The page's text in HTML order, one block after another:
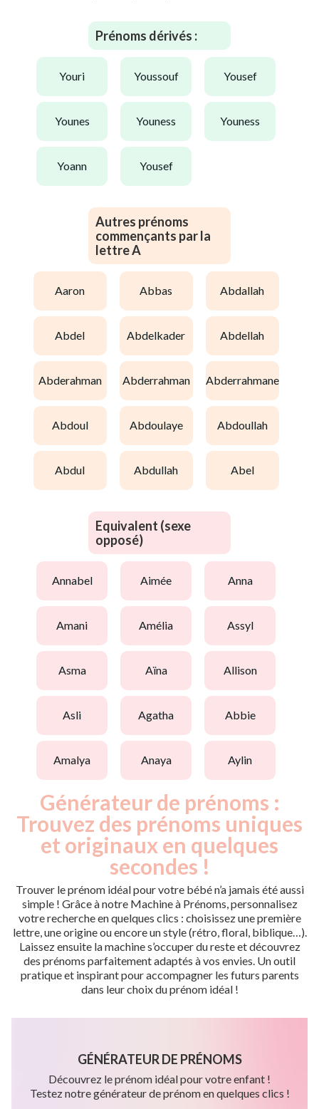
Prénoms dérivés :
youri youssouf yousef
younes youness youness
yoann yousef
Autres prénoms
commençants par la
lettre A
aaron abbas abdallah
abdel abdelkader abdellah
abderahman abderrahman abderrahmane
abdoul abdoulaye abdoullah
abdul abdullah abel
Equivalent (sexe
opposé)
annabel aimée anna
amani amélia assyl
asma aïna allison
asli agatha abbie
amalya anaya aylin
Générateur de prénoms :
Trouvez des prénoms uniques
et originaux en quelques
secondes !
Trouver le prénom idéal pour votre bébé n’a jamais été aussi
simple ! Grâce à notre Machine à Prénoms, personnalisez
votre recherche en quelques clics : choisissez une première
lettre, une origine ou encore un style (rétro, floral, biblique…).
Laissez ensuite la machine s’occuper du reste et découvrez
des prénoms parfaitement adaptés à vos envies. Un outil
pratique et inspirant pour accompagner les futurs parents
dans leur choix du prénom idéal !
GÉNÉRATEUR DE PRÉNOMS
Découvrez le prénom idéal pour votre enfant !
Testez notre générateur de prénom en quelques clics !